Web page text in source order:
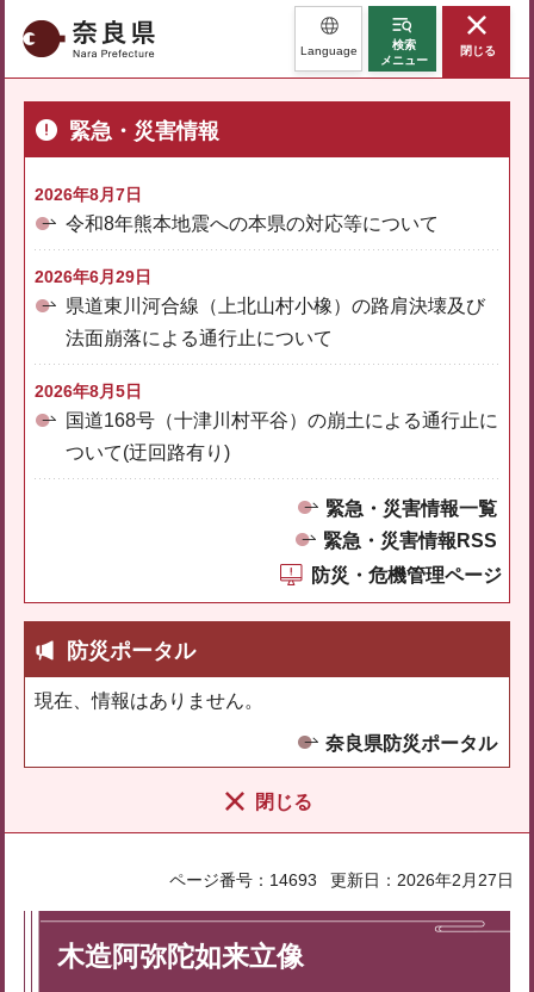
奈良県 Language
検索
メニュー
閉じる
緊急・災害情報
2026年8月7日
令和8年熊本地震への本県の対応等について
2026年6月29日
県道東川河合線（上北山村小橡）の路肩決壊及び
法面崩落による通行止について
2026年8月5日
国道168号（十津川村平谷）の崩土による通行止に
ついて(迂回路有り)
緊急・災害情報一覧
緊急・災害情報RSS
防災・危機管理ページ
防災ポータル
現在、情報はありません。
奈良県防災ポータル
閉じる
ページ番号：14693 更新日：2026年2月27日
木造阿弥陀如来立像